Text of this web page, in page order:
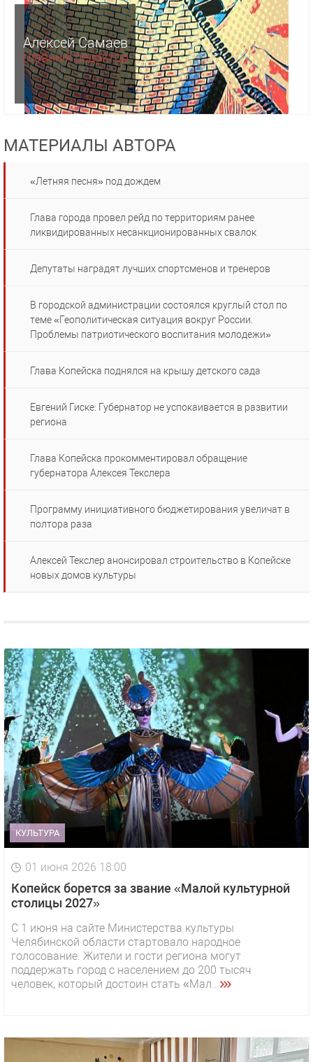
Алексей Самаев
главный редактор
МАТЕРИАЛЫ АВТОРА
«Летняя песня» под дождем
Глава города провел рейд по территориям ранее
ликвидированных несанкционированных свалок
Депутаты наградят лучших спортсменов и тренеров
В городской администрации состоялся круглый стол по
теме «Геополитическая ситуация вокруг России.
Проблемы патриотического воспитания молодежи»
Глава Копейска поднялся на крышу детского сада
Евгений Гиске: Губернатор не успокаивается в развитии
региона
Глава Копейска прокомментировал обращение
губернатора Алексея Текслера
Программу инициативного бюджетирования увеличат в
полтора раза
Алексей Текслер анонсировал строительство в Копейске
новых домов культуры
КУЛЬТУРА
01 июня 2026 18:00
Копейск борется за звание «Малой культурной
столицы 2027»
С 1 июня на сайте Министерства культуры
Челябинской области стартовало народное
голосование. Жители и гости региона могут
поддержать город с населением до 200 тысяч
человек, который достоин стать «Мал...